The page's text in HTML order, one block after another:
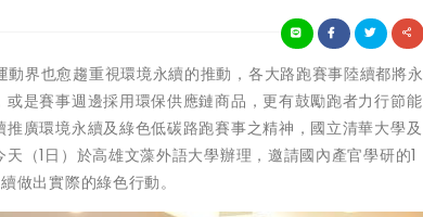
界也愈趨重視環境永續的推動，各大路跑賽事陸續都將永
是賽事週邊採用環保供應鏈商品，更有鼓勵跑者力行節能
廣環境永續及綠色低碳路跑賽事之精神，國立清華大學及
（1日）於高雄文藻外語大學辦理，邀請國內產官學研的1
做出實際的綠色行動。